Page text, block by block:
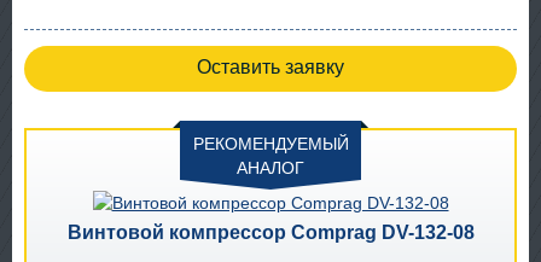
Оставить заявку
РЕКОМЕНДУЕМЫЙ
АНАЛОГ
Винтовой компрессор Comprag DV-132-08